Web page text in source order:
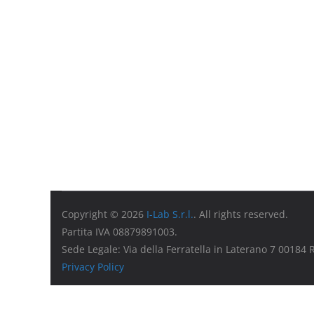
Copyright © 2026 I-Lab S.r.l.. All rights reserved.
Partita IVA 08879891003.
Sede Legale: Via della Ferratella in Laterano 7 00184
Privacy Policy